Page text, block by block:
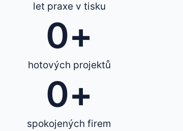
let praxe v tisku
hotových projektů
0+
spokojených firem
0+